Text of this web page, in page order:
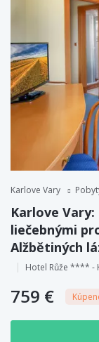
Karlove Vary
Karlove
liečebnými
Alžbětiných
Hotel Růže **** -
759 €